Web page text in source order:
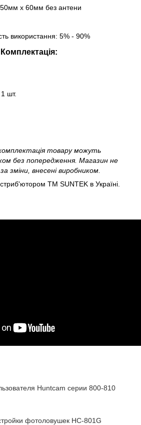
x 60мм без антени
використання: 5% - 90%
Комплектація:
шт.
товару можуть
без попередження. Магазин не
зміни, внесені виробником.
ТМ SUNTEK в Україні.
Huntcam серии 800-810
фотоловушек HC-801G